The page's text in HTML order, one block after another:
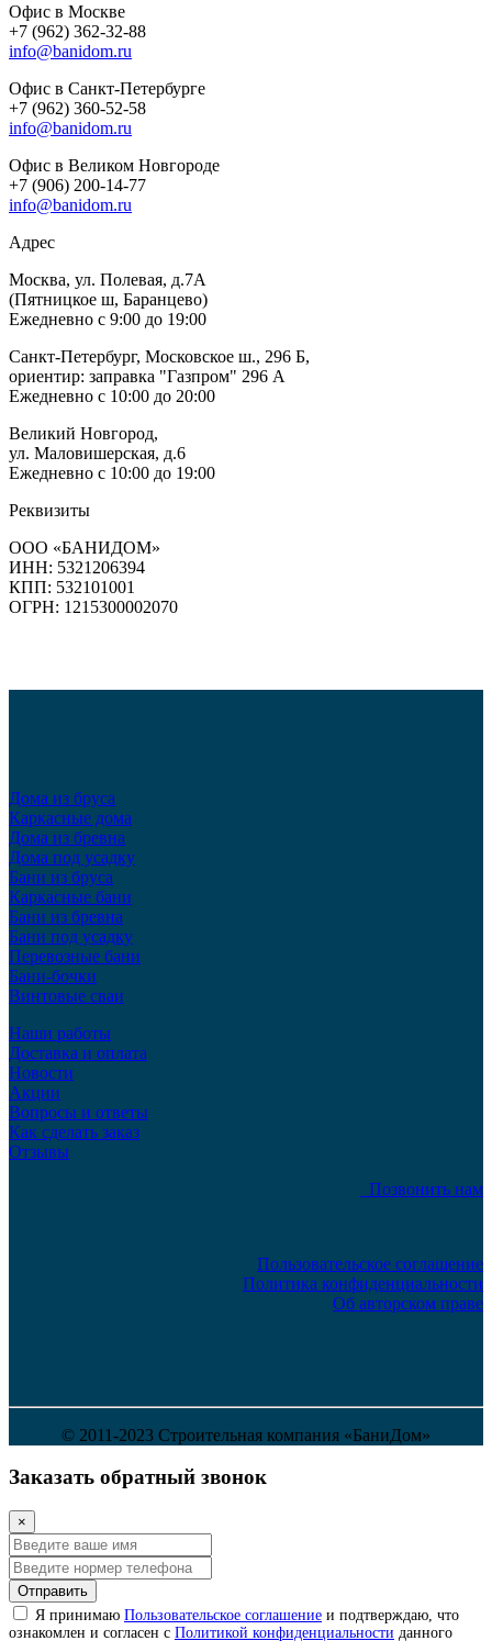
Офис в Москве
+7 (962) 362-32-88
info@banidom.ru
Офис в Санкт-Петербурге
+7 (962) 360-52-58
info@banidom.ru
Офис в Великом Новгороде
+7 (906) 200-14-77
info@banidom.ru
Адрес
Москва, ул. Полевая, д.7А
(Пятницкое ш, Баранцево)
Ежедневно с 9:00 до 19:00
Санкт-Петербург, Московское ш., 296 Б,
ориентир: заправка "Газпром" 296 А
Ежедневно с 10:00 до 20:00
Великий Новгород,
ул. Маловишерская, д.6
Ежедневно с 10:00 до 19:00
Реквизиты
ООО «БАНИДОМ»
ИНН: 5321206394
КПП: 532101001
ОГРН: 1215300002070
Дома из бруса
Каркасные дома
Дома из бревна
Дома под усадку
Бани из бруса
Каркасные бани
Бани из бревна
Бани под усадку
Перевозные бани
Бани-бочки
Винтовые сваи
Наши работы
Доставка и оплата
Новости
Акции
Вопросы и ответы
Как сделать заказ
Отзывы
Позвонить нам
Пользовательское соглашение
Политика конфиденциальности
Об авторском праве
© 2011-2023 Строительная компания «БаниДом»
Заказать обратный звонок
×
Отправить
Я принимаю Пользовательское соглашение и подтверждаю, что
ознакомлен и согласен с Политикой конфиденциальности данного